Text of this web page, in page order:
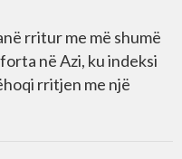
rritur me më shumë
në Azi, ku indeksi
rritjen me një